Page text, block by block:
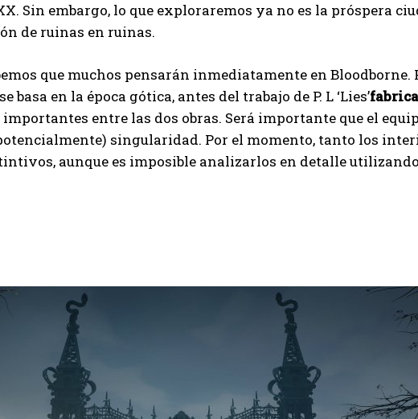
Sin embargo, lo que exploraremos ya no es la próspera
de ruinas en ruinas.
que muchos pensarán inmediatamente en Bloodborne.
basa en la época gótica, antes del trabajo de P. L ‘Lies’
entre las dos obras. Será importante que el
singularidad. Por el momento, tanto los
aunque es imposible analizarlos en detalle